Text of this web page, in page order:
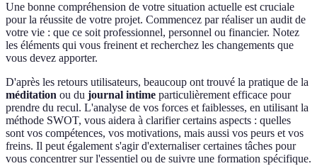
Une bonne compréhension de votre situation actuelle est cruciale
pour la réussite de votre projet. Commencez par réaliser un audit de
votre vie : que ce soit professionnel, personnel ou financier. Notez
les éléments qui vous freinent et recherchez les changements que
vous devez apporter.
D'après les retours utilisateurs, beaucoup ont trouvé la pratique de la
méditation ou du journal intime particulièrement efficace pour
prendre du recul. L'analyse de vos forces et faiblesses, en utilisant la
méthode SWOT, vous aidera à clarifier certains aspects : quelles
sont vos compétences, vos motivations, mais aussi vos peurs et vos
freins. Il peut également s'agir d'externaliser certaines tâches pour
vous concentrer sur l'essentiel ou de suivre une formation spécifique.